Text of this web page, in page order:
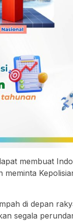
membuat
di depan
segala